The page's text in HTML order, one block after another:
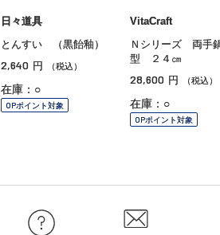
日々道具
とんすい （黒飴釉）
2,640 円 （税込）
在庫：○
OPポイント対象
VitaCraft
Ｎシリーズ 両手
型 ２４㎝
28,600 円 （税込）
在庫：○
OPポイント対象